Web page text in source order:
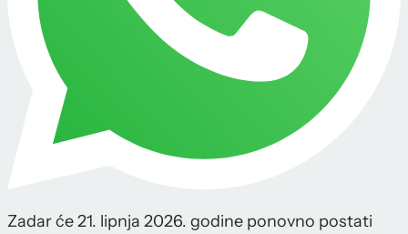
Zadar će 21. lipnja 2026. godine ponovno postati